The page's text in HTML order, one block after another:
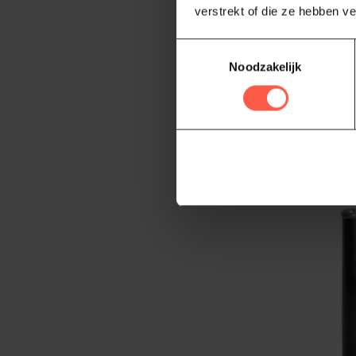
verstrekt of die ze hebben
Noodzakelijk
Extra
250ml Blik
Italiaanse
blik,